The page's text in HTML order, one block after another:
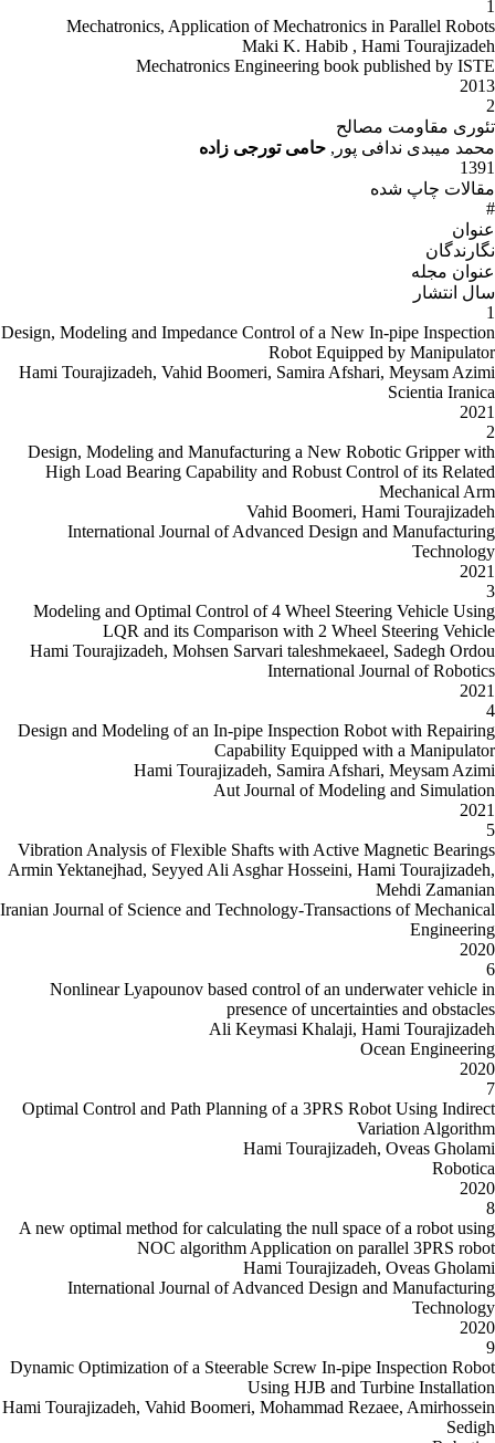
Mechatronics, Application
Mechatronics
زاده
Design, Modeling and Impedance
Hami Tourajizadeh, Vahid
Design, Modeling and
High Load Bearing Capability
International Journal of
Modeling and Optimal Control of
LQR and its
Hami Tourajizadeh, Mohsen
Design and Modeling of an In-pipe
Hami
Aut
Vibration Analysis of Flexible
Armin Yektanejhad, Seyyed Ali
Iranian Journal of Science and
Nonlinear Lyapounov based
Ali
Optimal Control and Path
A new optimal method for
NOC algorithm
International Journal of
Dynamic Optimization of a
Hami Tourajizadeh, Vahid Boomeri,